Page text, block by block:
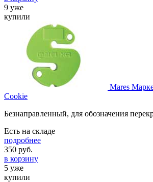
9 уже
купили
Mares
Cookie
Безнаправленный, для обозначения
Есть на складе
подробнее
350 руб.
в корзину
5 уже
купили